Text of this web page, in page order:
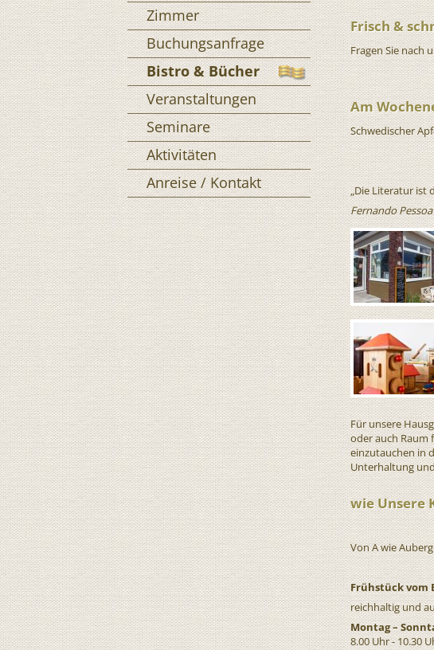
Frisch &
Fragen Sie nach
Am
Schwedischer
„Die Literatur ist
Fernando Pessoa
Für unsere
oder auch Raum
einzutauchen in
Unterhaltung
wie Unsere
Von A wie
Frühstück vom
reichhaltig und
Montag –
8.00 Uhr - 10.30
Zimmer
Buchungsanfrage
Bistro & Bücher
Veranstaltungen
Seminare
Aktivitäten
Anreise / Kontakt